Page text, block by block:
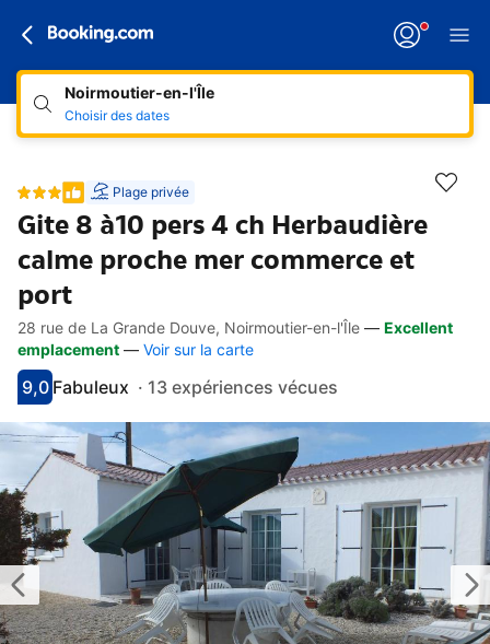
Noirmoutier-en-l'Île
Choisir des dates
Plage privée
Gite 8 à10 pers 4 ch Herbaudière
calme proche mer commerce et
port
Accès rapides
Aller à la description
Aller aux équipements
Aller aux hébergements
Aller aux conditions
28 rue de La Grande Douve, Noirmoutier-en-l'Île — Excellent
emplacement — Voir sur la carte
Avec une note de 9
9,0
fabuleuxFabuleux · 13 expériences vécues